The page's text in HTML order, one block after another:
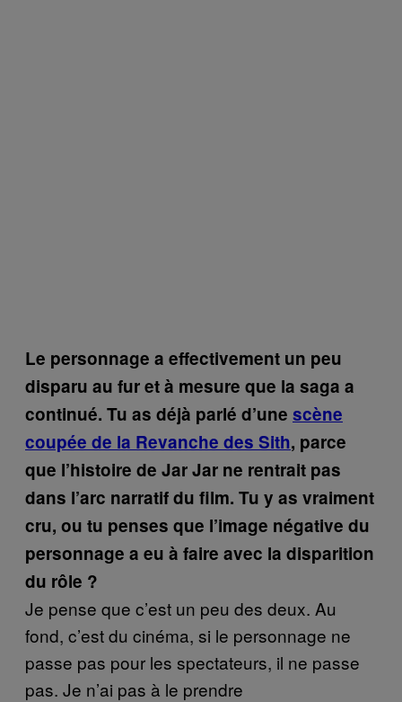
Le personnage a effectivement un peu
disparu au fur et à mesure que la saga a
continué. Tu as déjà parlé d’une scène
coupée de la Revanche des Sith, parce
que l’histoire de Jar Jar ne rentrait pas
dans l’arc narratif du film. Tu y as vraiment
cru, ou tu penses que l’image négative du
personnage a eu à faire avec la disparition
du rôle ?
Je pense que c’est un peu des deux. Au
fond, c’est du cinéma, si le personnage ne
passe pas pour les spectateurs, il ne passe
pas. Je n’ai pas à le prendre